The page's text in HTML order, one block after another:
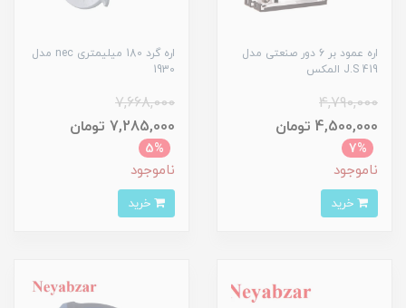
اره عمود بر 6 دور صنعتی مدل
J.S 419 المکس
4,790,000
4,500,000 تومان
7%
ناموجود
اره گرد 180 میلیمتری nec مدل
1930
7,668,000
7,285,000 تومان
5%
ناموجود